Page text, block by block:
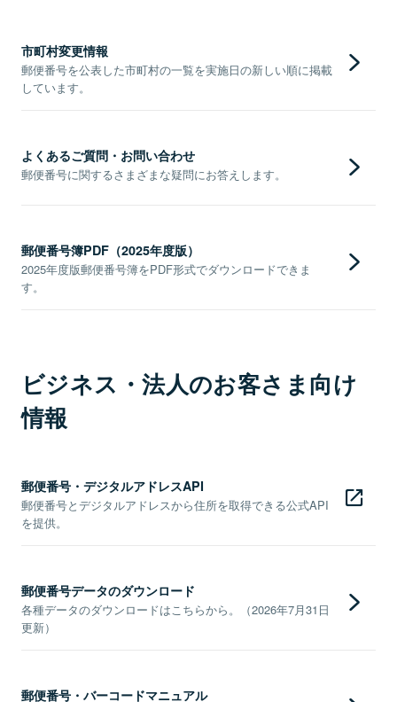
市町村変更情報
郵便番号を公表した市町村の一覧を実施日の新しい順に掲載
しています。
よくあるご質問・お問い合わせ
郵便番号に関するさまざまな疑問にお答えします。
郵便番号簿PDF（2025年度版）
2025年度版郵便番号簿をPDF形式でダウンロードできま
す。
ビジネス・法人のお客さま向け
情報
郵便番号・デジタルアドレスAPI
郵便番号とデジタルアドレスから住所を取得できる公式API
を提供。
郵便番号データのダウンロード
各種データのダウンロードはこちらから。（2026年7月31日
更新）
郵便番号・バーコードマニュアル